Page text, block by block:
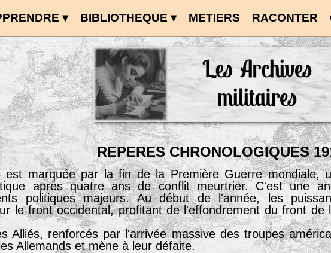
▾ BIBLIOTHEQUE ▾ METIERS RACONTER
REPERES CHRONOLOGIQUES
est marquée par la fin de la Première Guerre mondiale,
après quatre ans de conflit meurtrier. C'est une
politiques majeurs. Au début de l'année, les
le front occidental, profitant de l'effondrement du front
Alliés, renforcés par l'arrivée massive des troupes
Allemands et mène à leur défaite.